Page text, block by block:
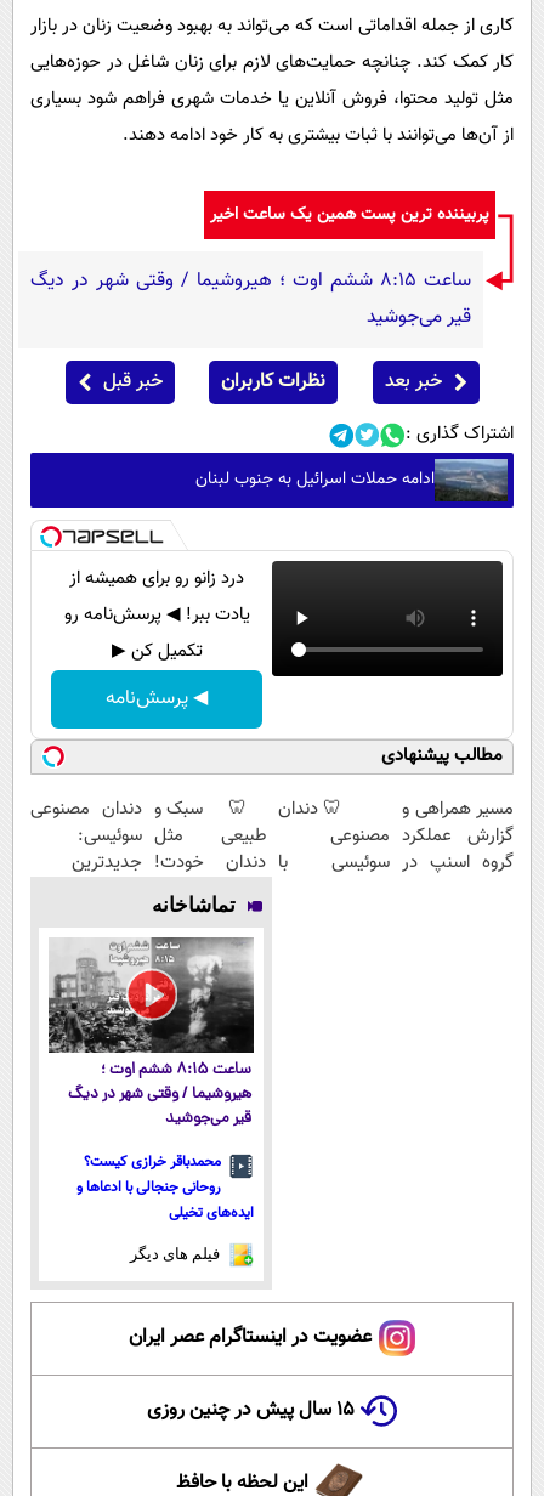
کاری از جمله اقداماتی است که می‌تواند به بهبود وضعیت زنان در بازار
کار کمک کند. چنانچه حمایت‌های لازم برای زنان شاغل در حوزه‌هایی
مثل تولید محتوا، فروش آنلاین یا خدمات شهری فراهم شود بسیاری
از آن‌ها می‌توانند با ثبات بیشتری به کار خود ادامه دهند.
پربیننده ترین پست همین یک ساعت اخیر
ساعت ۸:۱۵ ششم اوت ؛ هیروشیما / وقتی شهر در دیگ
قیر می‌جوشید
خبر بعد نظرات کاربران خبر قبل
اشتراک گذاری :
ادامه حملات اسرائیل به جنوب لبنان
درد زانو رو برای همیشه از
یادت ببر! ◀ پرسش‌نامه رو
تکمیل کن ▶
◀ پرسش‌نامه
مطالب پیشنهادی
مسیر همراهی و
گزارش عملکرد
گروه اسنپ در
🦷 دندان
مصنوعی
سوئیسی با
🦷 سبک و
طبیعی مثل
دندان خودت!
نصب آسان و
پرداخت
اقساطی 💳 📍
تهران
دندان مصنوعی
سوئیسی:
جدیدترین
پرداخت قسطی
تماشاخانه
ساعت ۸:۱۵ ششم اوت ؛
هیروشیما / وقتی شهر در دیگ
قیر می‌جوشید
محمدباقر خرازی کیست؟
روحانی جنجالی با ادعاها و
ایده‌های تخیلی
فیلم های دیگر
عضویت در اینستاگرام عصر ایران
۱۵ سال پیش در چنین روزی
این لحظه با حافظ